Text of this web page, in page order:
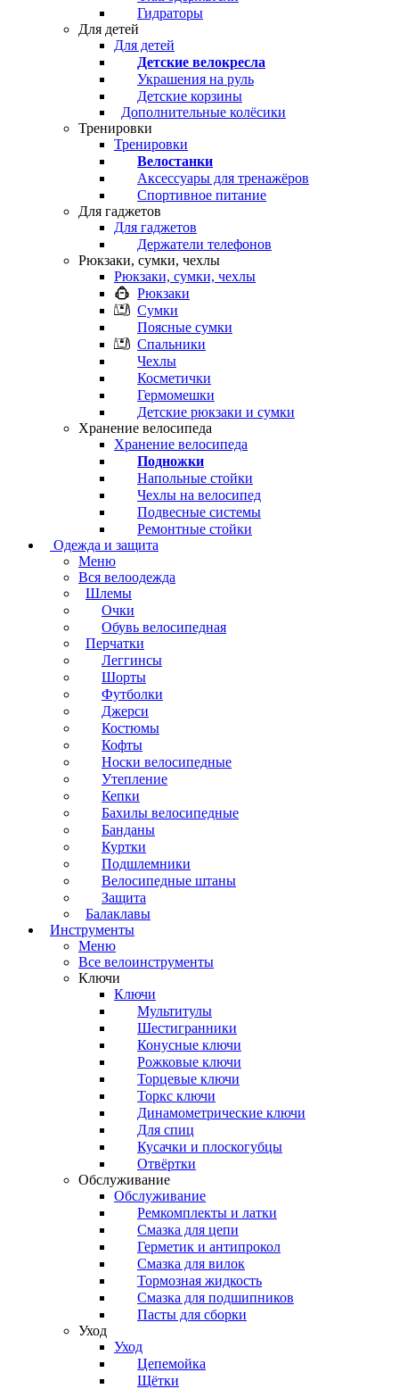
Гидраторы
Для детей
Для детей
Детские велокресла
Украшения на руль
Детские корзины
Дополнительные колёсики
Тренировки
Тренировки
Велостанки
Аксессуары для тренажёров
Спортивное питание
Для гаджетов
Для гаджетов
Держатели телефонов
Рюкзаки, сумки, чехлы
Рюкзаки, сумки, чехлы
Рюкзаки
Сумки
Поясные сумки
Спальники
Чехлы
Косметички
Гермомешки
Детские рюкзаки и сумки
Хранение велосипеда
Хранение велосипеда
Подножки
Напольные стойки
Чехлы на велосипед
Подвесные системы
Ремонтные стойки
Одежда и защита
Меню
Вся велоодежда
Шлемы
Очки
Обувь велосипедная
Перчатки
Леггинсы
Шорты
Футболки
Джерси
Костюмы
Кофты
Носки велосипедные
Утепление
Кепки
Бахилы велосипедные
Банданы
Куртки
Подшлемники
Велосипедные штаны
Защита
Балаклавы
Инструменты
Меню
Все велоинструменты
Ключи
Ключи
Мультитулы
Шестигранники
Конусные ключи
Рожковые ключи
Торцевые ключи
Торкс ключи
Динамометрические ключи
Для спиц
Кусачки и плоскогубцы
Отвёртки
Обслуживание
Обслуживание
Ремкомплекты и латки
Смазка для цепи
Герметик и антипрокол
Смазка для вилок
Тормозная жидкость
Смазка для подшипников
Пасты для сборки
Уход
Уход
Цепемойка
Щётки